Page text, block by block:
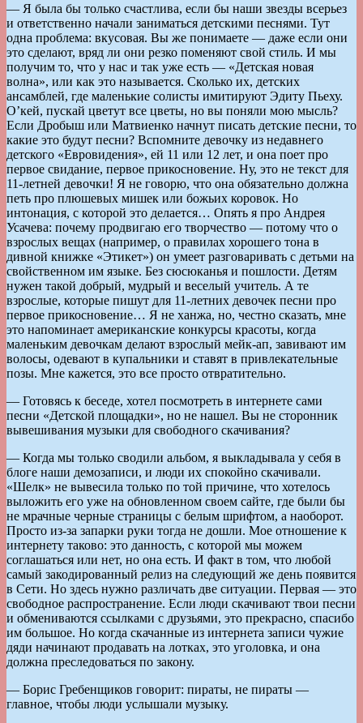
— Я была бы только счастлива, если бы наши звезды всерьез
и ответственно начали заниматься детскими песнями. Тут
одна проблема: вкусовая. Вы же понимаете — даже если они
это сделают, вряд ли они резко поменяют свой стиль. И мы
получим то, что у нас и так уже есть — «Детская новая
волна», или как это называется. Сколько их, детских
ансамблей, где маленькие солисты имитируют Эдиту Пьеху.
О’кей, пускай цветут все цветы, но вы поняли мою мысль?
Если Дробыш или Матвиенко начнут писать детские песни, то
какие это будут песни? Вспомните девочку из недавнего
детского «Евровидения», ей 11 или 12 лет, и она поет про
первое свидание, первое прикосновение. Ну, это не текст для
11-летней девочки! Я не говорю, что она обязательно должна
петь про плюшевых мишек или божьих коровок. Но
интонация, с которой это делается… Опять я про Андрея
Усачева: почему продвигаю его творчество — потому что о
взрослых вещах (например, о правилах хорошего тона в
дивной книжке «Этикет») он умеет разговаривать с детьми на
свойственном им языке. Без сюсюканья и пошлости. Детям
нужен такой добрый, мудрый и веселый учитель. А те
взрослые, которые пишут для 11-летних девочек песни про
первое прикосновение… Я не ханжа, но, честно сказать, мне
это напоминает американские конкурсы красоты, когда
маленьким девочкам делают взрослый мейк-ап, завивают им
волосы, одевают в купальники и ставят в привлекательные
позы. Мне кажется, это все просто отвратительно.
— Готовясь к беседе, хотел посмотреть в интернете сами
песни «Детской площадки», но не нашел. Вы не сторонник
вывешивания музыки для свободного скачивания?
— Когда мы только сводили альбом, я выкладывала у себя в
блоге наши демозаписи, и люди их спокойно скачивали.
«Шелк» не вывесила только по той причине, что хотелось
выложить его уже на обновленном своем сайте, где были бы
не мрачные черные страницы с белым шрифтом, а наоборот.
Просто из-за запарки руки тогда не дошли. Мое отношение к
интернету таково: это данность, с которой мы можем
соглашаться или нет, но она есть. И факт в том, что любой
самый закодированный релиз на следующий же день появится
в Сети. Но здесь нужно различать две ситуации. Первая — это
свободное распространение. Если люди скачивают твои песни
и обмениваются ссылками с друзьями, это прекрасно, спасибо
им большое. Но когда скачанные из интернета записи чужие
дяди начинают продавать на лотках, это уголовка, и она
должна преследоваться по закону.
— Борис Гребенщиков говорит: пираты, не пираты —
главное, чтобы люди услышали музыку.